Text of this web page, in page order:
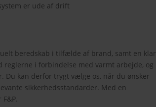
er ude af drift
beredskab i tilfælde af brand, samt en klar
reglerne i forbindelse med varmt arbejde, og
kan derfor trygt vælge os, når du ønsker
sikkerhedsstandarder. Med en